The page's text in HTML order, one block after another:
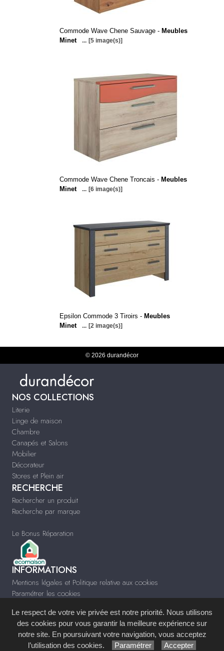
Commode Wave Chene Sauvage - Meubles
Minet
... [5 image(s)]
Commode Wave Chene Troncais - Meubles
Minet
... [6 image(s)]
Epsilon Commode 3 Tiroirs - Meubles
Minet
... [2 image(s)]
© 2026 durandécor
NOS COLLECTIONS
Literie
Linge de maison
Chambre
Canapés et Salons
Mobilier
Décorateur
Stores et Plein air
RECHERCHE
Rechercher un produit
Recherche par marque
Le Bonus Réparation
INFORMATIONS
Mentions légales et Politique relative aux cookies
Paramétrer les cookies
www.durandecor.fr
Site réalisé avec leSystème de Gestion de Contenu (SGC)imagenia, créé et
développé en France parmémoire d'images.
Le respect de votre vie privée est notre priorité. Nous utilisons
des cookies pour vous garantir la meilleure expérience sur
notre site. En poursuivant votre navigation, vous acceptez
l’utilisation des cookies.
Paramétrer Accepter